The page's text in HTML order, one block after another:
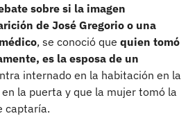
sobre si la imagen
de José Gregorio o una
, se conoció que quien tomó
es la esposa de un
internado en la habitación en la
la puerta y que la mujer tomó la
captaría.